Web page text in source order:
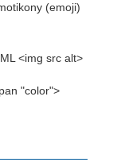
(emoji)
<img src alt>
"color">